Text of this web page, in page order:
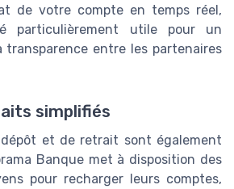
de votre compte en temps réel,
particulièrement utile pour un
entre les partenaires
simplifiés
et de retrait sont également
Banque met à disposition des
pour recharger leurs comptes,